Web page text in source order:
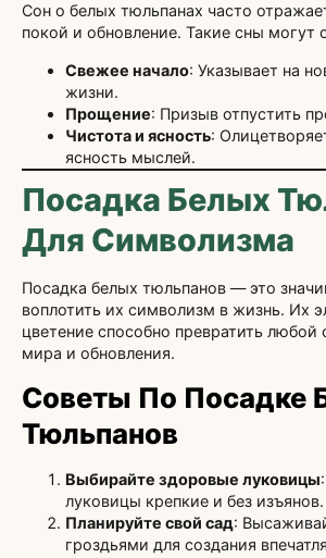
Сон о белых тюльпанах часто
покой и обновление. Такие сны могут
Свежее начало: Указывает на
жизни.
Прощение: Призыв отпустить
Чистота и ясность:
ясность мыслей.
Посадка Белых
Для Символизма
Посадка белых тюльпанов — это
воплотить их символизм в жизнь. Их
цветение способно превратить любой
мира и обновления.
Советы По Посадке
Тюльпанов
Выбирайте здоровые луковицы
луковицы крепкие и без изъянов.
Планируйте свой сад:
гроздьями для создания